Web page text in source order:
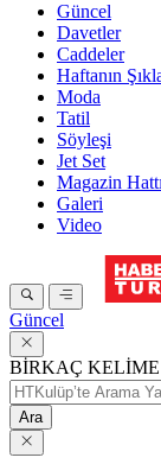
Güncel
Davetler
Caddeler
Haftanın
Moda
Tatil
Söyleşi
Jet Set
Magazin Hattı
Galeri
Video
Güncel
BİRKAÇ
Ara